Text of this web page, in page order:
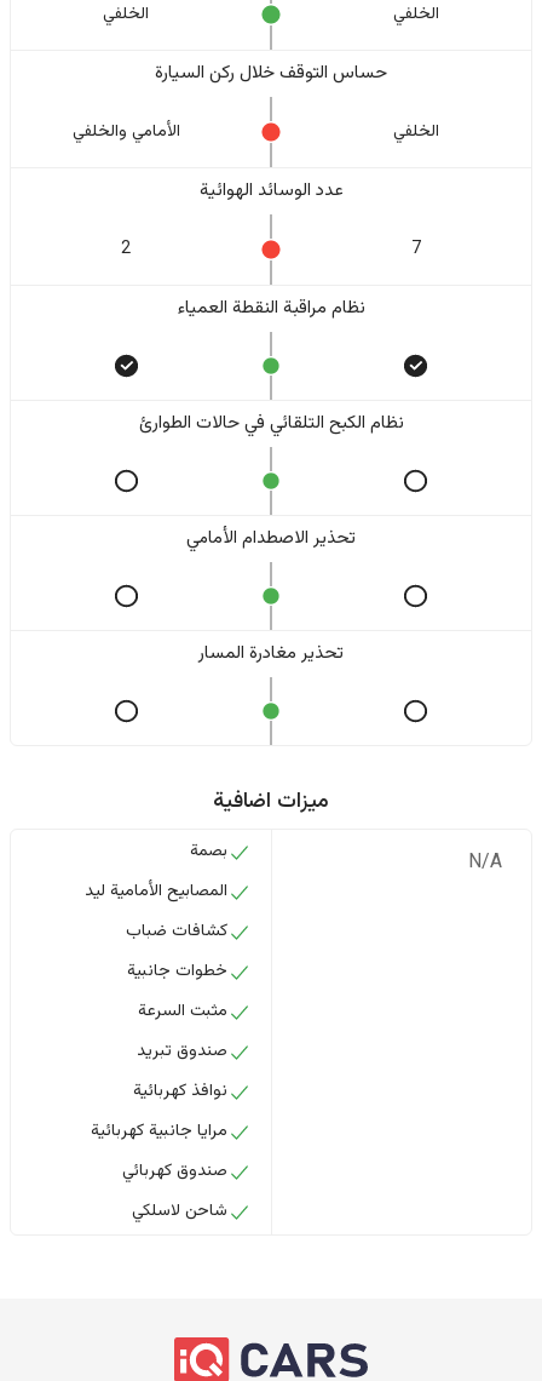
الخلفي الخلفي
حساس التوقف خلال ركن السيارة
الخلفي الأمامي والخلفي
عدد الوسائد الهوائية
7
2
نظام مراقبة النقطة العمياء
نظام الكبح التلقائي في حالات الطوارئ
تحذير الاصطدام الأمامي
تحذير مغادرة المسار
ميزات اضافية
N/A
بصمة
المصابيح الأمامية ليد
كشافات ضباب
خطوات جانبية
مثبت السرعة
صندوق تبريد
نوافذ كهربائية
مرايا جانبية كهربائية
صندوق كهربائي
شاحن لاسلكي